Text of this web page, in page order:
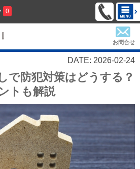
0
お問合せ
DATE: 2026-02-24
で防犯対策はどうする？
トも解説